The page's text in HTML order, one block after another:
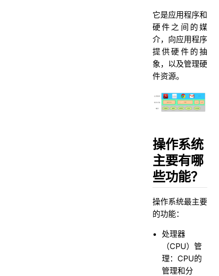
进程有哪些调度算法？
进程间通信有哪些方式？
进程和线程的联系和区别？
线程上下文切换了解吗？
线程间如何同步？
什么是死锁？
如何避免死锁呢？
什么是虚拟内存？
什么是内存分页？
什么是块表？
什么是交换空间？
它是应用程序和
硬件之间的媒
介，向应用程序
提供硬件的抽
象，以及管理硬
件资源。
操作系统
主要有哪
些功能？
操作系统最主要
的功能：
处理器
（CPU）管
理：CPU的
管理和分